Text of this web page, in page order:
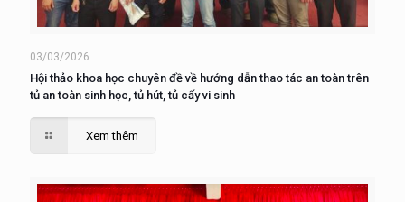
03/03/2026
Hội thảo khoa học chuyên đề về hướng dẫn thao tác an toàn trên
tủ an toàn sinh học, tủ hút, tủ cấy vi sinh
Xem thêm